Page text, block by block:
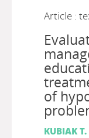
Article :
of
KUBIAK T.